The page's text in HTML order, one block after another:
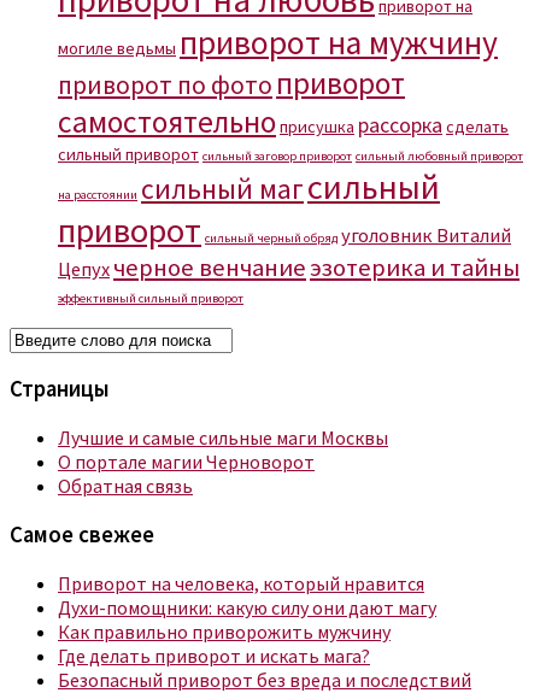
приворот на
могиле ведьмы приворот на мужчину
приворот по фото приворот
самостоятельноприсушка рассорка сделать
сильный приворот сильный заговор приворот сильный любовный приворот
на расстоянии сильный магсильный
приворот сильный черный обряд уголовник Виталий
Цепух черное венчаниеэзотерика и тайны
эффективный сильный приворот
Страницы
Лучшие и самые сильные маги Москвы
О портале магии Черноворот
Обратная связь
Самое свежее
Приворот на человека, который нравится
Духи-помощники: какую силу они дают магу
Как правильно приворожить мужчину
Где делать приворот и искать мага?
Безопасный приворот без вреда и последствий